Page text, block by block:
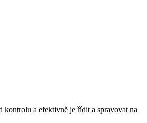
a efektivně je řídit a spravovat na